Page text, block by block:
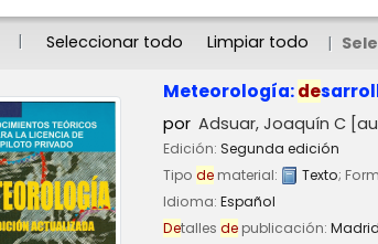
Seleccionar todo Limpiar todo
Meteorología:de
por Adsuar, Joaquín C
Edición: Segunda edición
Tipo de material: Texto;
Idioma: Español
Detalles de publicación: